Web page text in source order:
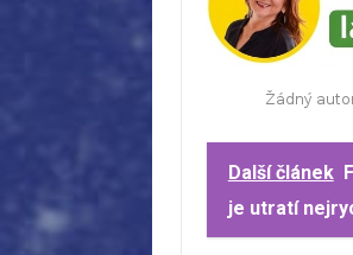
Další článek
je utratí